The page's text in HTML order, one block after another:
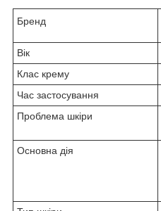
Бренд
Вік
Клас крему
Час застосування
Проблема шкіри
Основна дія